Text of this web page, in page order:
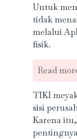
Untuk
tidak
melalui
fisik.
Read
TIKI
sisi
Karena